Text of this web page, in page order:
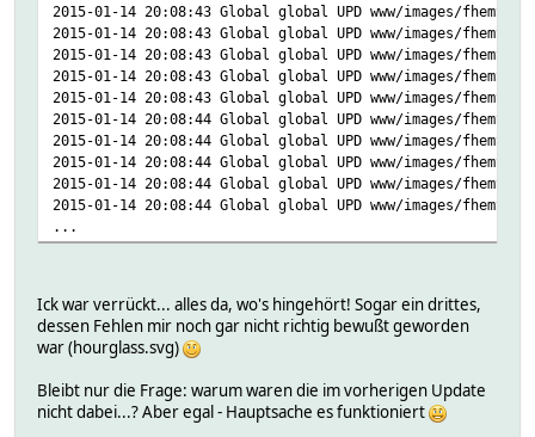
2015-01-14 20:08:43 Global global UPD www/images/
2015-01-14 20:08:43 Global global UPD www/images/
2015-01-14 20:08:43 Global global UPD www/images/
2015-01-14 20:08:43 Global global UPD www/images/
2015-01-14 20:08:43 Global global UPD www/images/
2015-01-14 20:08:44 Global global UPD www/images/
2015-01-14 20:08:44 Global global UPD www/images/
2015-01-14 20:08:44 Global global UPD www/images/
2015-01-14 20:08:44 Global global UPD www/images/
2015-01-14 20:08:44 Global global UPD www/images/
...
Ick war verrückt... alles da, wo's hingehört! Sogar ein drittes,
dessen Fehlen mir noch gar nicht richtig bewußt geworden
war (hourglass.svg)
Bleibt nur die Frage: warum waren die im vorherigen Update
nicht dabei...? Aber egal - Hauptsache es funktioniert